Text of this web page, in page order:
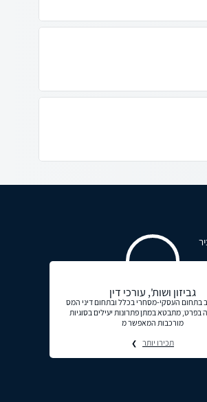
גביזון ושות', עורכי דין
בתחום העסקי-מסחרי בכלל ובתחום דיני המס
בפרט, מתבטא במתן פתרונות יעילים בסוגיות
מורכבות המאפשר מ
תכירו יותר